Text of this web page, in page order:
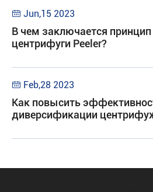
 Jun,15 2023
В чем заключается
центрифуги Peeler?
 Feb,28 2023
Как повысить
диверсификации